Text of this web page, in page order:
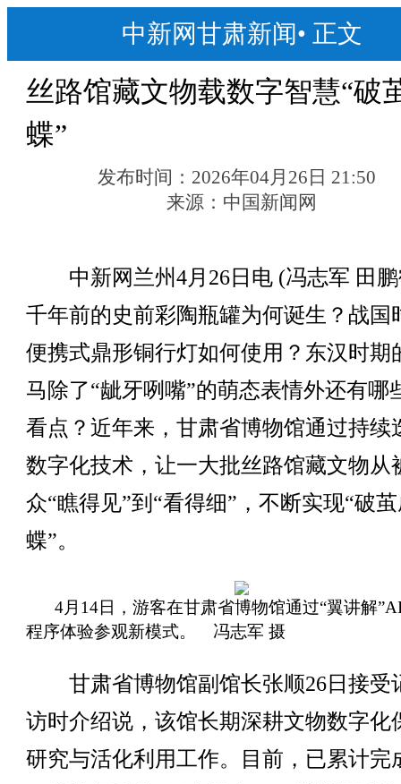
中新网甘肃新闻• 正文
丝路馆藏文物载数字智慧“破
蝶”
发布时间： 2026年04月26日 21:50
来源： 中国新闻网
中新网兰州4月26日电 (冯志军 田鹏
千年前的史前彩陶瓶罐为何诞生？战国
便携式鼎形铜行灯如何使用？东汉时期
马除了“龇牙咧嘴”的萌态表情外还有哪
看点？近年来，甘肃省博物馆通过持续
数字化技术，让一大批丝路馆藏文物从
众“瞧得见”到“看得细”，不断实现“破
蝶”。
4月14日，游客在甘肃省博物馆通过“翼讲解
程序体验参观新模式。 冯志军 摄
甘肃省博物馆副馆长张顺26日接受
访时介绍说，该馆长期深耕文物数字化
研究与活化利用工作。目前，已累计完